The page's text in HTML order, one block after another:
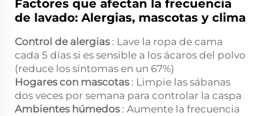
Factores que afectan la frecuencia
de lavado: Alergias, mascotas y clima
Control de alergias : Lave la ropa de cama
cada 5 días si es sensible a los ácaros del polvo
(reduce los síntomas en un 67%)
Hogares con mascotas : Limpie las sábanas
dos veces por semana para controlar la caspa
Ambientes húmedos : Aumente la frecuencia